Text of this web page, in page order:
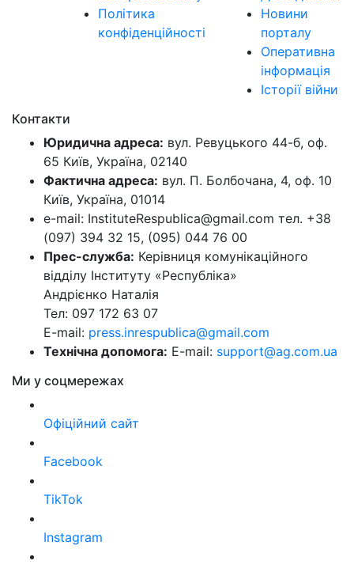
Політика
конфіденційності
Новини
порталу
Оперативна
інформація
Історії війни
Контакти
Юридична адреса: вул. Ревуцького 44-б, оф.
65 Київ, Україна, 02140
Фактична адреса: вул. П. Болбочана, 4, оф. 10
Київ, Україна, 01014
e-mail: InstituteRespublica@gmail.com тел. +38
(097) 394 32 15, (095) 044 76 00
Прес-служба: Керівниця комунікаційного
відділу Інституту «Республіка»
Андрієнко Наталія
Тел: 097 172 63 07
E-mail: press.inrespublica@gmail.com
Технічна допомога: E-mail: support@ag.com.ua
Ми у соцмережах
Офіційний сайт
Facebook
TikTok
Instagram